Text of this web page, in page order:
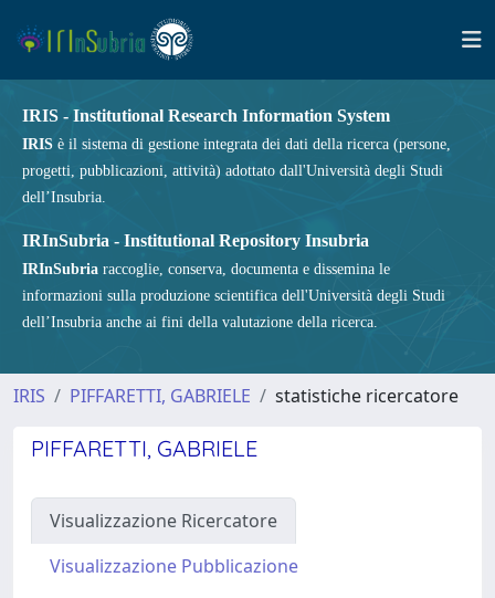
IRIS - Institutional Research Information System
IRIS è il sistema di gestione integrata dei dati della ricerca (persone,
progetti, pubblicazioni, attività) adottato dall'Università degli Studi
dell’Insubria.
IRInSubria - Institutional Repository Insubria
IRInSubria raccoglie, conserva, documenta e dissemina le
informazioni sulla produzione scientifica dell'Università degli Studi
dell’Insubria anche ai fini della valutazione della ricerca.
IRIS PIFFARETTI, GABRIELE statistiche ricercatore
PIFFARETTI, GABRIELE
Visualizzazione Ricercatore
Visualizzazione Pubblicazione